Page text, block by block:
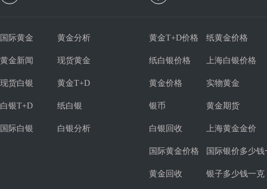
国际黄金 黄金分析
黄金新闻 现货黄金
现货白银 黄金T+D
白银T+D 纸白银
国际白银 白银分析
黄金T+D价格 纸黄金价格
纸白银价格 上海白银价格
黄金价格 实物黄金
银币 黄金期货
白银回收 上海黄金金价
国际黄金价格 国际银价多少钱
黄金回收 银子多少钱一克